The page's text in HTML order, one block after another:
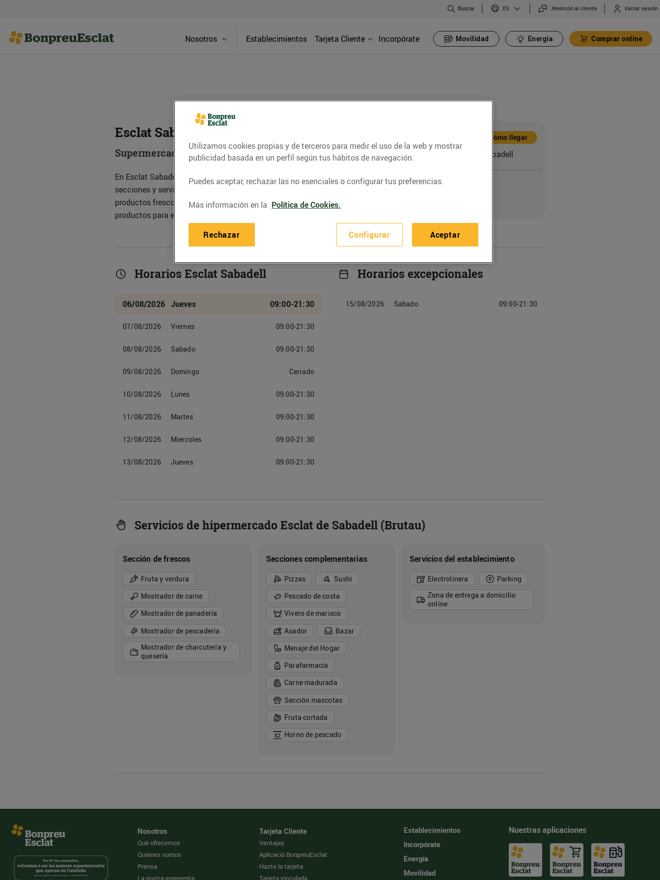
Buscar ES Atención al cliente Iniciar sesión
Nosotros Establecimientos Tarjeta Cliente Incorpórate Movilidad Energía Comprar online
Esclat Sabadell (Brutau)
Supermercado
En Esclat Sabadell (Brutau) encontrarás una gran variedad de
secciones y servicios para satisfacer todas tus necesidades:
productos frescos de máxima calidad y de km0, comida para llevar,
productos para el hogar, higiene personal, y mucho más.
Cómo llegar
C. Brutau, 126 (08203) Sabadell
Teléfono
Horarios Esclat Sabadell
06/08/2026 Jueves 09:00-21:30
07/08/2026 Viernes 09:00-21:30
08/08/2026 Sabado 09:00-21:30
09/08/2026 Domingo Cerrado
10/08/2026 Lunes 09:00-21:30
11/08/2026 Martes 09:00-21:30
12/08/2026 Miercoles 09:00-21:30
13/08/2026 Jueves 09:00-21:30
Horarios excepcionales
15/08/2026 Sabado 09:00-21:30
Servicios de hipermercado Esclat de Sabadell (Brutau)
Sección de frescos
Fruta y verdura
Mostrador de carne
Mostrador de panadería
Mostrador de pescadería
Mostrador de charcutería y
quesería
Secciones complementarias
Pizzas
Sushi
Pescado de costa
Vivero de marisco
Asador
Bazar
Menaje del Hogar
Parafarmacia
Carne madurada
Sección mascotas
Fruta cortada
Horno de pescado
Servicios del establecimiento
Electrolinera
Parking
Zona de entrega a domicilio
online
Nosotros
Qué ofrecemos
Quienes somos
Prensa
La nostra empremta
Tarjeta Cliente
Ventajas
Aplicació BonpreuEsclat
Hazte la tarjeta
Tarjeta vinculada
Establecimientos
Incorpórate
Energía
Movilidad
Nuestras aplicaciones
Utilizamos cookies propias y de terceros para medir el uso de la web y mostrar
publicidad basada en un perfil según tus hábitos de navegación.
Puedes aceptar, rechazar las no esenciales o configurar tus preferencias.
Más información en la Política de Cookies.
Configurar
Rechazar Aceptar